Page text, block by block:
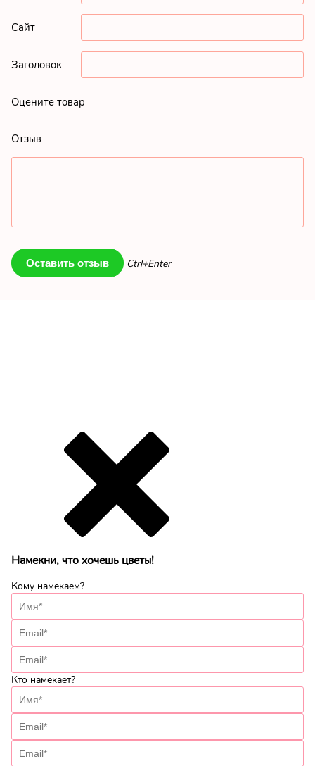
Сайт
Заголовок
Оцените товар
Отзыв
Ctrl+Enter
Намекни, что хочешь цветы!
Кому намекаем?
Кто намекает?